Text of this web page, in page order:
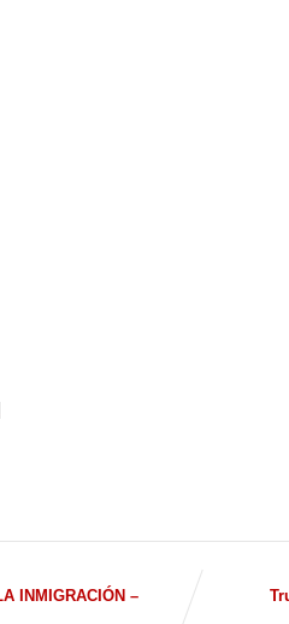
INMIGRACIÓN –